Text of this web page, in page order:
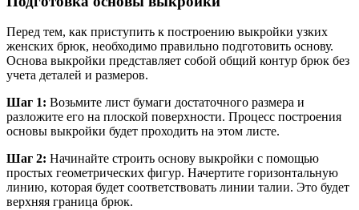
Перед тем, как приступить к построению выкройки узких
женских брюк, необходимо правильно подготовить основу.
Основа выкройки представляет собой общий контур брюк без
учета деталей и размеров.
Шаг 1: Возьмите лист бумаги достаточного размера и
разложите его на плоской поверхности. Процесс построения
основы выкройки будет проходить на этом листе.
Шаг 2: Начинайте строить основу выкройки с помощью
простых геометрических фигур. Начертите горизонтальную
линию, которая будет соответствовать линии талии. Это будет
верхняя граница брюк.